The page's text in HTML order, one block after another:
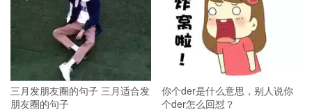
三月发朋友圈的句子 三月适合发
朋友圈的句子
你个der是什么意思，别人说你
个der怎么回怼？